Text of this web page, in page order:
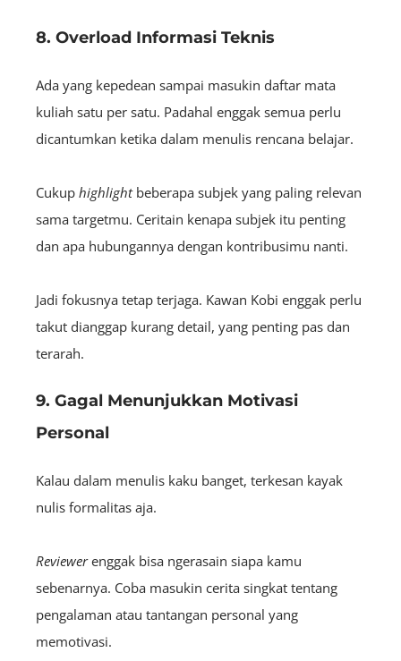
8. Overload Informasi Teknis
Ada yang kepedean sampai masukin daftar mata
kuliah satu per satu. Padahal enggak semua perlu
dicantumkan ketika dalam menulis rencana belajar.
Cukup highlightbeberapa subjek yang paling relevan
sama targetmu. Ceritain kenapa subjek itu penting
dan apa hubungannya dengan kontribusimu nanti.
Jadi fokusnya tetap terjaga. Kawan Kobi enggak perlu
takut dianggap kurang detail, yang penting pas dan
terarah.
9. Gagal Menunjukkan Motivasi
Personal
Kalau dalam menulis kaku banget, terkesan kayak
nulis formalitas aja.
Reviewerenggak bisa ngerasain siapa kamu
sebenarnya. Coba masukin cerita singkat tentang
pengalaman atau tantangan personal yang
memotivasi.